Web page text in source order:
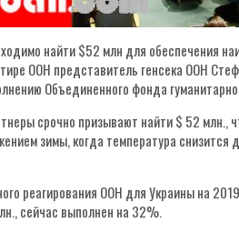
найти $52 млн для обеспечения
ООН представитель генсека ООН
Объединенного фонда
срочно призывают найти $ 52 млн.,
зимы, когда температура
реагирования ООН для Украины на
сейчас выполнен на 32%.